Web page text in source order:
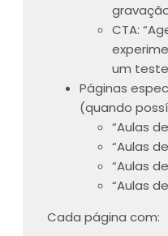
CTA:
um teste
Páginas
(quando
“Aulas
“Aulas
“Aulas
“Aulas
Cada página com: